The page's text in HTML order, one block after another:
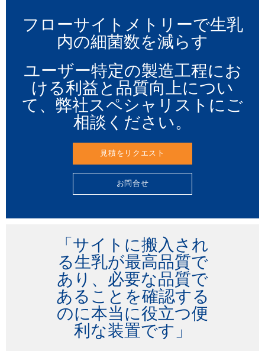
フローサイトメトリーで生乳
内の細菌数を減らす
ユーザー特定の製造工程にお
ける利益と品質向上につい
て、弊社スペシャリストにご
相談ください。
見積をリクエスト
お問合せ
「サイトに搬入され
る生乳が最高品質で
あり、必要な品質で
あることを確認する
のに本当に役立つ便
利な装置です」